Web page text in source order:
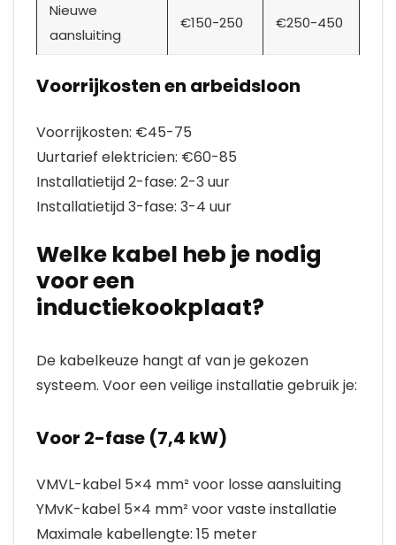
Nieuwe
aansluiting
€150-250 €250-450
Voorrijkosten en arbeidsloon
Voorrijkosten: €45-75
Uurtarief elektricien: €60-85
Installatietijd 2-fase: 2-3 uur
Installatietijd 3-fase: 3-4 uur
Welke kabel heb je nodig
voor een
inductiekookplaat?
De kabelkeuze hangt af van je gekozen
systeem. Voor een veilige installatie gebruik je:
Voor 2-fase (7,4 kW)
VMVL-kabel 5×4 mm² voor losse aansluiting
YMvK-kabel 5×4 mm² voor vaste installatie
Maximale kabellengte: 15 meter